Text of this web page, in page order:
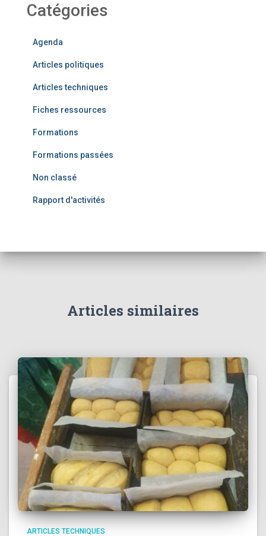
Catégories
Agenda
Articles politiques
Articles techniques
Fiches ressources
Formations
Formations passées
Non classé
Rapport d'activités
Articles similaires
ARTICLES TECHNIQUES